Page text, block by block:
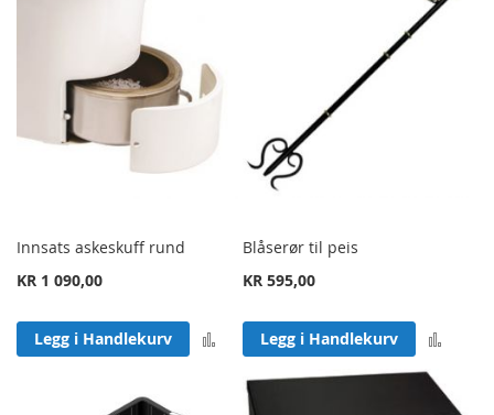
Innsats askeskuff rund
KR 1 090,00
Legg i Handlekurv Legg til sammenligning
Blåserør til peis
KR 595,00
Legg i Handlekurv